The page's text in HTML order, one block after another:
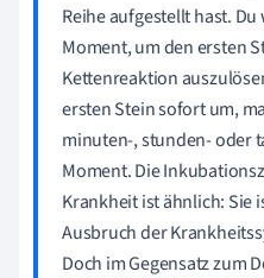
Reihe aufgestellt hast.
Moment, um den ersten
Kettenreaktion
ersten Stein sofort um,
minuten-, stunden- oder
Moment. Die
Krankheit ist ähnlich: Sie
Ausbruch der
Doch im Gegensatz zum